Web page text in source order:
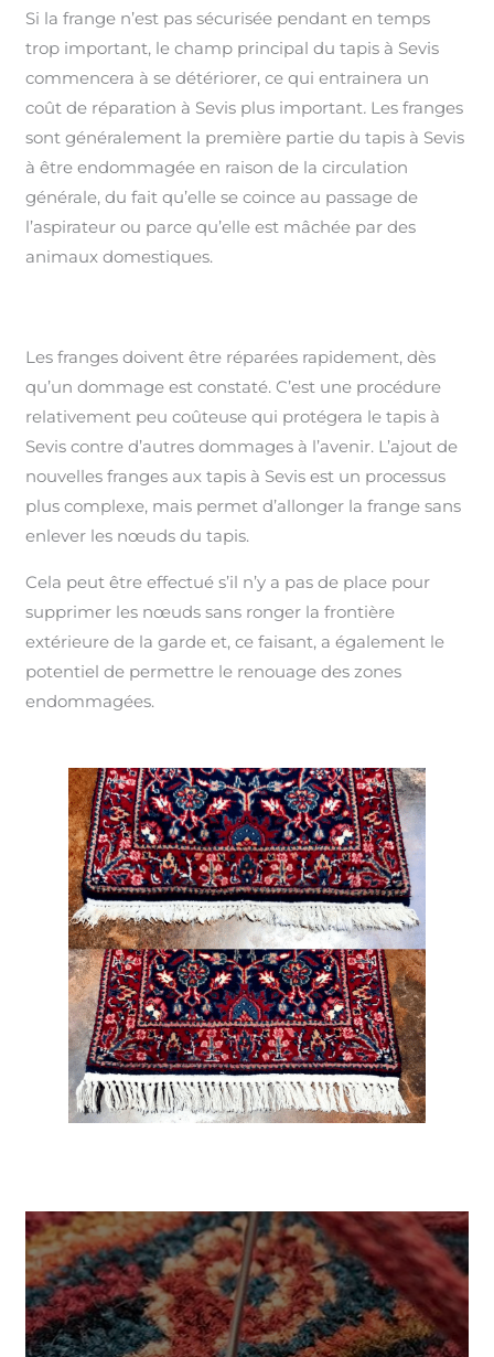
Si la frange n’est pas sécurisée pendant en temps
trop important, le champ principal du tapis à Sevis
commencera à se détériorer, ce qui entrainera un
coût de réparation à Sevis plus important. Les franges
sont généralement la première partie du tapis à Sevis
à être endommagée en raison de la circulation
générale, du fait qu’elle se coince au passage de
l’aspirateur ou parce qu’elle est mâchée par des
animaux domestiques.
Les franges doivent être réparées rapidement, dès
qu’un dommage est constaté. C’est une procédure
relativement peu coûteuse qui protégera le tapis à
Sevis contre d’autres dommages à l’avenir. L’ajout de
nouvelles franges aux tapis à Sevis est un processus
plus complexe, mais permet d’allonger la frange sans
enlever les nœuds du tapis.
Cela peut être effectué s’il n’y a pas de place pour
supprimer les nœuds sans ronger la frontière
extérieure de la garde et, ce faisant, a également le
potentiel de permettre le renouage des zones
endommagées.